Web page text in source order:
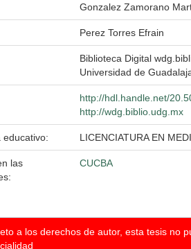
Gonzalez Zamorano
Perez Torres Efrain
Biblioteca Digital
Universidad de
http://hdl.handle.net/
http://wdg.biblio.udg.mx
educativo: LICENCIATURA EN
las
CUCBA
a los derechos de autor, esta tesis no